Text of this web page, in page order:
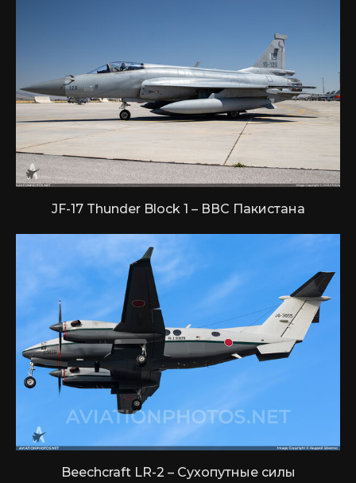
JF-17 Thunder Block 1 – ВВС Пакистана
Beechcraft LR-2 – Сухопутные силы